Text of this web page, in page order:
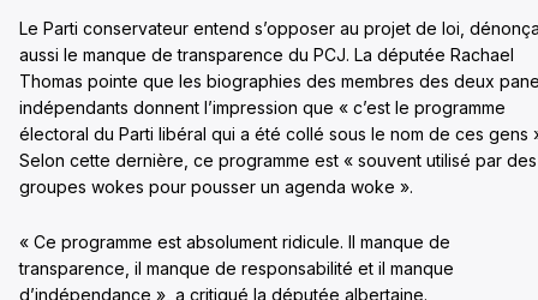
Le Parti conservateur entend s’opposer au projet de loi,
aussi le manque de transparence du PCJ. La députée Rachael
Thomas pointe que les biographies des membres des deux
indépendants donnent l’impression que « c’est le programme
électoral du Parti libéral qui a été collé sous le nom de ces gens
Selon cette dernière, ce programme est « souvent utilisé par des
groupes wokes pour pousser un agenda woke ».
« Ce programme est absolument ridicule. Il manque de
transparence, il manque de responsabilité et il manque
d’indépendance », a critiqué la députée albertaine.